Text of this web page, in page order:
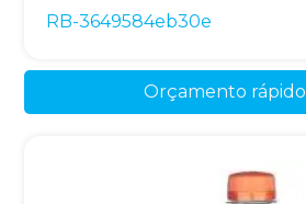
RB-3649584eb30e
Orçamento rápido